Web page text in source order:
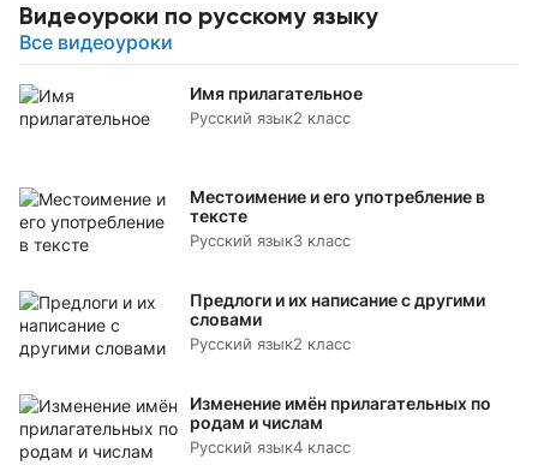
Видеоуроки по русскому языку
Все видеоуроки
Имя прилагательное
Русский язык2 класс
Местоимение и его употребление в
тексте
Русский язык3 класс
Предлоги и их написание с другими
словами
Русский язык2 класс
Изменение имён прилагательных по
родам и числам
Русский язык4 класс